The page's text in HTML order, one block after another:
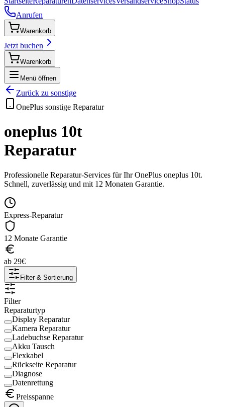
Anrufen
Warenkorb
Jetzt buchen
Warenkorb
Menü öffnen
Zurück zu sonstige
OnePlus sonstige Reparatur
oneplus 10t
Reparatur
Professionelle Reparatur-Services für IhrOnePlus oneplus 10t.
Schnell, zuverlässig und mit 12 Monaten Garantie.
Express-Reparatur
12 Monate Garantie
ab 29€
Filter & Sortierung
Filter
Reparaturtyp
Display Reparatur
Kamera Reparatur
Ladebuchse Reparatur
Akku Tausch
Flexkabel
Rückseite Reparatur
Diagnose
Datenrettung
Preisspanne